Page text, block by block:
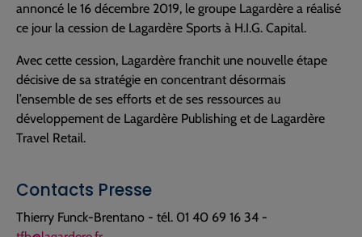
annoncé le 16 décembre 2019, le groupe Lagardère a réalisé
ce jour la cession de Lagardère Sports à H.I.G. Capital.
Avec cette cession, Lagardère franchit une nouvelle étape
décisive de sa stratégie en concentrant désormais
l’ensemble de ses efforts et de ses ressources au
développement de Lagardère Publishing et de Lagardère
Travel Retail.
Contacts Presse
Thierry Funck-Brentano - tél. 01 40 69 16 34 -